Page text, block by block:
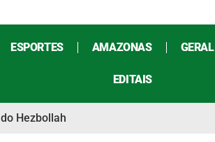
ESPORTES AMAZONAS GERAL
EDITAIS
Hezbollah